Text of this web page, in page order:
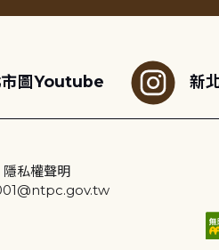
市圖Youtube 新
隱私權聲明